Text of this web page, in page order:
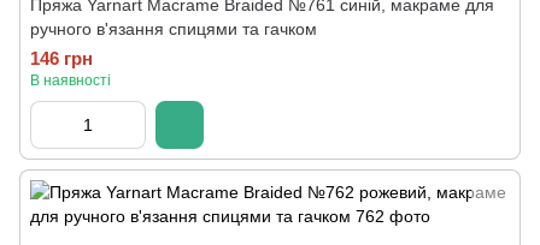
Пряжа Yarnart Macrame Braided №761 синій, макраме для
ручного в'язання спицями та гачком
146 грн
В наявності